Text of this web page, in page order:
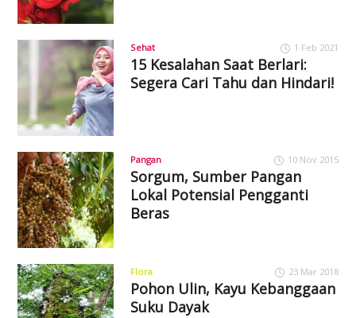
Sehat 1 Feb 2021
15 Kesalahan Saat Berlari:
Segera Cari Tahu dan Hindari!
Pangan 10 Nov 2015
Sorgum, Sumber Pangan
Lokal Potensial Pengganti
Beras
Flora 23 Mar 2018
Pohon Ulin, Kayu Kebanggaan
Suku Dayak